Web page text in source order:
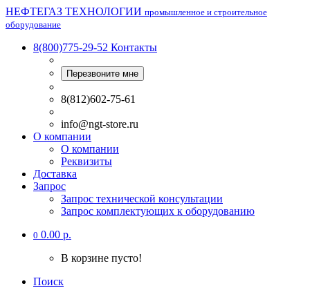
НЕФТЕГАЗ ТЕХНОЛОГИИ промышленное и строительное
оборудование
8(800)775-29-52 Контакты
Перезвоните мне
8(812)602-75-61
info@ngt-store.ru
О компании
О компании
Реквизиты
Доставка
Запрос
Запрос технической консультации
Запрос комплектующих к оборудованию
0 0.00 р.
В корзине пусто!
Поиск